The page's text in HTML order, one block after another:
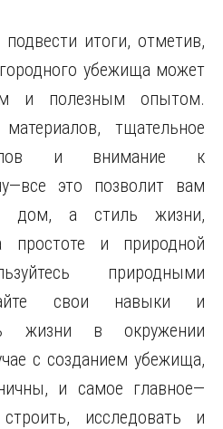
итоги, отметив,
убежища может
и полезным опытом.
тщательное
и внимание к
это позволит вам
дом, а стиль жизни,
простоте и природной
природными
свои навыки и
жизни в окружении
с созданием убежища,
и самое главное—
исследовать и